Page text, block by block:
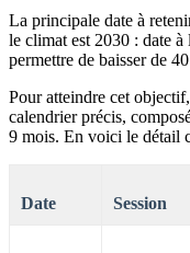
La principale date à
le climat est 2030 : date à
permettre de baisser de
Pour atteindre cet
calendrier précis,
9 mois. En voici le détail
Date Session